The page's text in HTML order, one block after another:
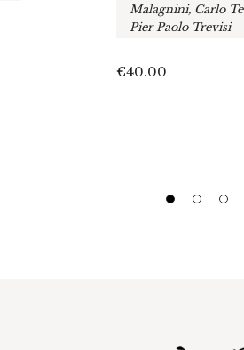
Malagnini, Carlo
Pier Paolo Trevisi
€40.00